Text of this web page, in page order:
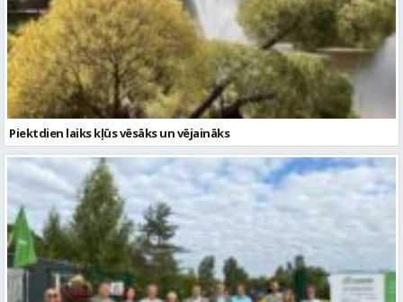
Piektdien laiks kļūs vēsāks un vējaināks